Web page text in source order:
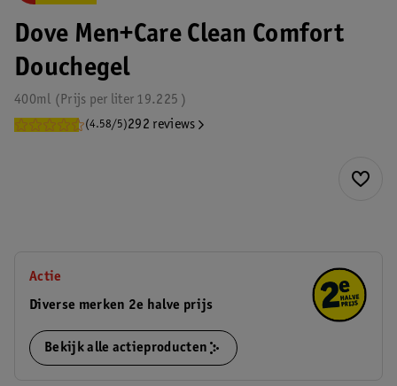
Dove Men+Care Clean Comfort
Douchegel
400ml 19.225
Prijs per liter
(4.58/5)292 reviews
Actie
Diverse merken 2e halve prijs
Bekijk alle actieproducten